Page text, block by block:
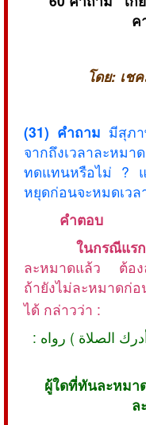
ค
โดย: เ
(31) คำถาม มีสุภ
จากถึงเวลาละห
ทดแทนหรือไม่ ? แ
หยุดก่อนจะหมดเว
คำตอบ
ในกรณีแรก
ละหมาดแล้ว ต้อง
ถ้ายังไม่ละหมาดก่
ได้ กล่าวว่า :
الصلاة ) رواه :
ผู้ใดที่ทันละหม
ล